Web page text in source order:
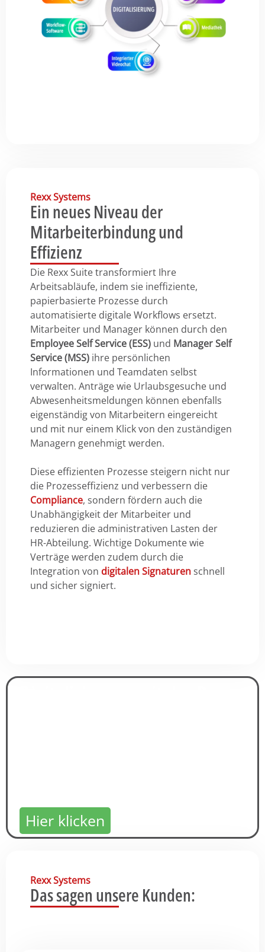
Digitale Signatur
Workflow Software
Ausstattung
Mediathek
Rexx Systems
Ein neues Niveau der
Mitarbeiterbindung und
Effizienz
Die Rexx Suite transformiert Ihre
Arbeitsabläufe, indem sie ineffiziente,
papierbasierte Prozesse durch
automatisierte digitale Workflows ersetzt.
Mitarbeiter und Manager können durch den
Employee Self Service (ESS) und Manager Self
Service (MSS) ihre persönlichen
Informationen und Teamdaten selbst
verwalten. Anträge wie Urlaubsgesuche und
Abwesenheitsmeldungen können ebenfalls
eigenständig von Mitarbeitern eingereicht
und mit nur einem Klick von den zuständigen
Managern genehmigt werden.
Diese effizienten Prozesse steigern nicht nur
die Prozesseffizienz und verbessern die
Compliance, sondern fördern auch die
Unabhängigkeit der Mitarbeiter und
reduzieren die administrativen Lasten der
HR-Abteilung. Wichtige Dokumente wie
Verträge werden zudem durch die
Integration von digitalen Signaturen schnell
und sicher signiert.
Hier klicken
Rexx Systems
Das sagen unsere Kunden: